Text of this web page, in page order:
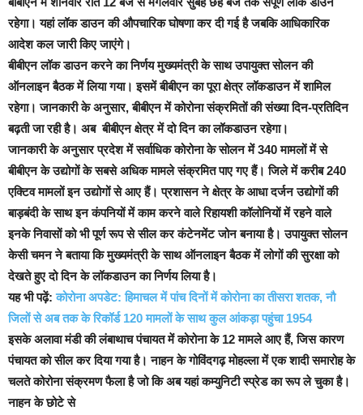
रहेगा। यहां लॉक डाउन की औपचारिक घोषणा कर दी गई है जबकि आधिकारिक
आदेश कल जारी किए जाएंगे।
बीबीएन लॉक डाउन करने का निर्णय मुख्यमंत्री के साथ उपायुक्त सोलन की
ऑनलाइन बैठक में लिया गया। इसमें बीबीएन का पूरा क्षेत्र लॉकडाउन में शामिल
रहेगा। जानकारी के अनुसार, बीबीएन में कोरोना संक्रमितों की संख्या दिन-प्रतिदिन
बढ़ती जा रही है। अब बीबीएन क्षेत्र में दो दिन का लॉकडाउन रहेगा।
जानकारी के अनुसार प्रदेश में सर्वाधिक कोरोना के सोलन में 340 मामलों में से
बीबीएन के उद्योगों के सबसे अधिक मामले संक्रमित पाए गए हैं। जिले में करीब 240
एक्टिव मामलों इन उद्योगों से आए हैं। प्रशासन ने क्षेत्र के आधा दर्जन उद्योगों की
बाड़बंदी के साथ इन कंपनियों में काम करने वाले रिहायशी कॉलोनियों में रहने वाले
इनके निवासों को भी पूर्ण रूप से सील कर कंटेनमेंट जोन बनाया है। उपायुक्त सोलन
केसी चमन ने बताया कि मुख्यमंत्री के साथ ऑनलाइन बैठक में लोगों की सुरक्षा को
देखते हुए दो दिन के लॉकडाउन का निर्णय लिया है।
यह भी पढ़ें:कोरोना अपडेट: हिमाचल में पांच दिनों में कोरोना का तीसरा शतक, नौ
जिलों से अब तक के रिकॉर्ड 120 मामलों के साथ कुल आंकड़ा पहुंचा 1954
इसके अलावा मंडी की लंबाथाच पंचायत में कोरोना के 12 मामले आए हैं, जिस कारण
पंचायत को सील कर दिया गया है। नाहन के गोविंदगढ़ मोहल्ला में एक शादी समारोह के
चलते कोरोना संक्रमण फैला है जो कि अब यहां कम्युनिटी स्प्रेड का रूप ले चुका है।
नाहन के छोटे से